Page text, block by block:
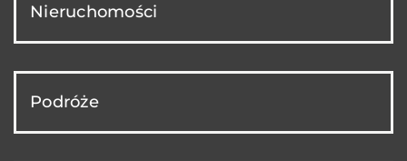
Nieruchomości
Podróże